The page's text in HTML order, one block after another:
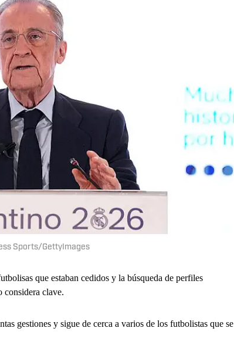
Sports/GettyImages
que estaban cedidos y la búsqueda de perfiles
considera clave.
gestiones y sigue de cerca a varios de los futbolistas que se